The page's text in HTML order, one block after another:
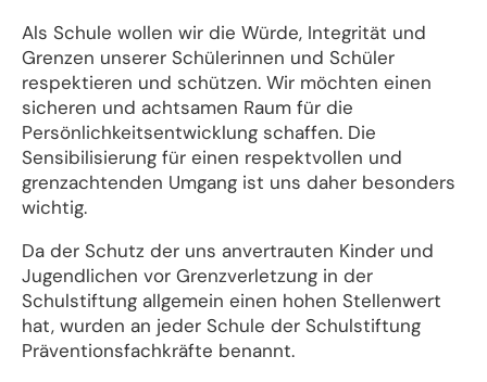
Als Schule wollen wir die Würde, Integrität und
Grenzen unserer Schülerinnen und Schüler
respektieren und schützen. Wir möchten einen
sicheren und achtsamen Raum für die
Persönlichkeitsentwicklung schaffen. Die
Sensibilisierung für einen respektvollen und
grenzachtenden Umgang ist uns daher besonders
wichtig.
Da der Schutz der uns anvertrauten Kinder und
Jugendlichen vor Grenzverletzung in der
Schulstiftung allgemein einen hohen Stellenwert
hat, wurden an jeder Schule der Schulstiftung
Präventionsfachkräfte benannt.